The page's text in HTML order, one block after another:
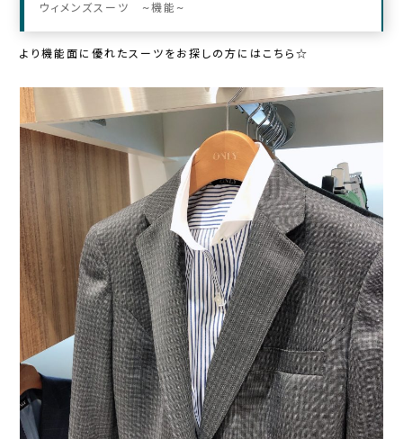
ウィメンズスーツ ~機能~
より機能面に優れたスーツをお探しの方にはこちら☆